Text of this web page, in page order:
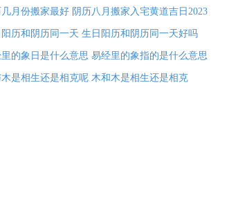
几月份搬家最好 阴历八月搬家入宅黄道吉日2023
历和阴历同一天 生日阳历和阴历同一天好吗
的象日是什么意思 易经里的象指的是什么意思
是相生还是相克呢 木和木是相生还是相克